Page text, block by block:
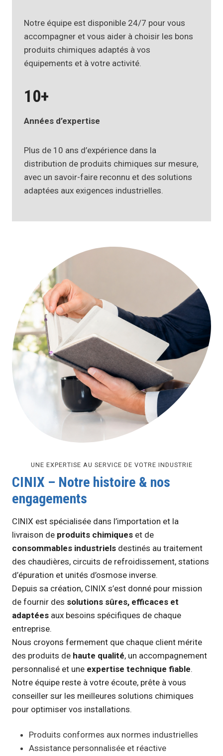
Notre équipe est disponible 24/7 pour vous
accompagner et vous aider à choisir les bons
produits chimiques adaptés à vos
équipements et à votre activité.
10+
Années d’expertise
Plus de 10 ans d’expérience dans la
distribution de produits chimiques sur mesure,
avec un savoir-faire reconnu et des solutions
adaptées aux exigences industrielles.
UNE EXPERTISE AU SERVICE DE VOTRE INDUSTRIE
CINIX – Notre histoire & nos
engagements
CINIX est spécialisée dans l’importation et la
livraison de produits chimiques et de
consommables industriels destinés au traitement
des chaudières, circuits de refroidissement, stations
d’épuration et unités d’osmose inverse.
Depuis sa création, CINIX s’est donné pour mission
de fournir des solutions sûres, efficaces et
adaptées aux besoins spécifiques de chaque
entreprise.
Nous croyons fermement que chaque client mérite
des produits de haute qualité, un accompagnement
personnalisé et une expertise technique fiable.
Notre équipe reste à votre écoute, prête à vous
conseiller sur les meilleures solutions chimiques
pour optimiser vos installations.
Produits conformes aux normes industrielles
Assistance personnalisée et réactive